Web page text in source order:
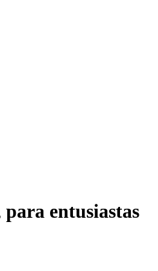
entusiastas